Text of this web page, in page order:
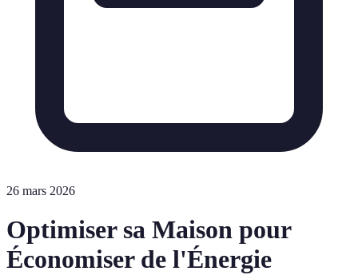
26 mars 2026
Optimiser sa Maison pour
Économiser de l'Énergie